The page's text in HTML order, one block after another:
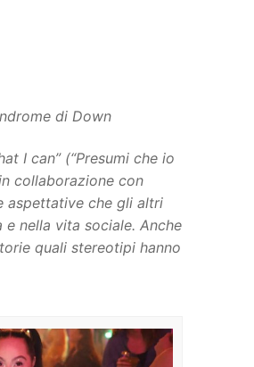
di Down
I can” (“Presumi che io
collaborazione con
aspettative che gli altri
nella vita sociale. Anche
quali stereotipi hanno